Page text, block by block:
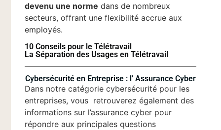
devenu une norme dans de nombreux
secteurs, offrant une flexibilité accrue aux
employés.
10 Conseils pour le Télétravail
La Séparation des Usages en Télétravail
Cybersécurité en Entreprise : l' Assurance Cyber
Dans notre catégorie cybersécurité pour les
entreprises, vous retrouverez également des
informations sur l’assurance cyber pour
répondre aux principales questions